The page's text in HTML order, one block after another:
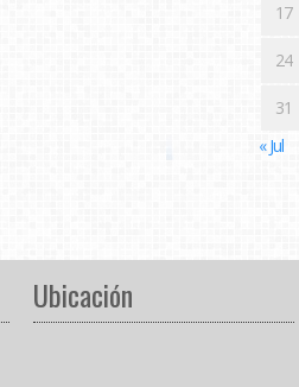
17
24
31
« Jul
Ubicación